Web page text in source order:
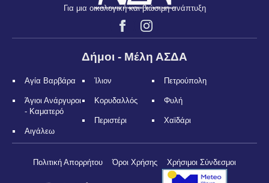
Για μια οικολογική και βιώσιμη ανάπτυξη
Δήμοι - Μέλη ΑΣΔΑ
Αγία Βαρβάρα
Άγιοι Ανάργυροι
- Καματερό
Αιγάλεω
Ίλιον
Κορυδαλλός
Περιστέρι
Πετρούπολη
Φυλή
Χαϊδάρι
Πολιτική Απορρήτου Όροι Χρήσης Χρήσιμοι Σύνδεσμοι